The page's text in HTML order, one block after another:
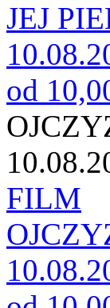
JEJ
od
FILM